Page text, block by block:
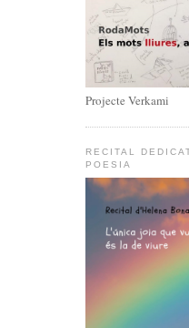
Projecte Verkami
RECITAL
POESIA